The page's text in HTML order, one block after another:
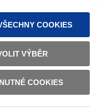
COOKIES
VÝBĚR
COOKIES
ČESKY ENGLISH